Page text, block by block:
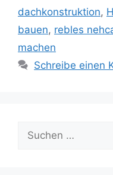
dachkonstruktion,
bauen, rebles
machen
Schreibe einen
Suche
nach: